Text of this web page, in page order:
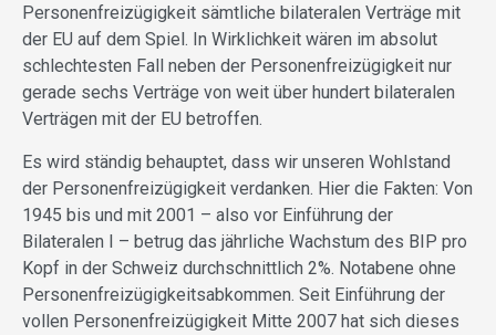
Personenfreizügigkeit sämtliche bilateralen Verträge mit
der EU auf dem Spiel. In Wirklichkeit wären im absolut
schlechtesten Fall neben der Personenfreizügigkeit nur
gerade sechs Verträge von weit über hundert bilateralen
Verträgen mit der EU betroffen.
Es wird ständig behauptet, dass wir unseren Wohlstand
der Personenfreizügigkeit verdanken. Hier die Fakten: Von
1945 bis und mit 2001 – also vor Einführung der
Bilateralen I – betrug das jährliche Wachstum des BIP pro
Kopf in der Schweiz durchschnittlich 2%. Notabene ohne
Personenfreizügigkeitsabkommen. Seit Einführung der
vollen Personenfreizügigkeit Mitte 2007 hat sich dieses